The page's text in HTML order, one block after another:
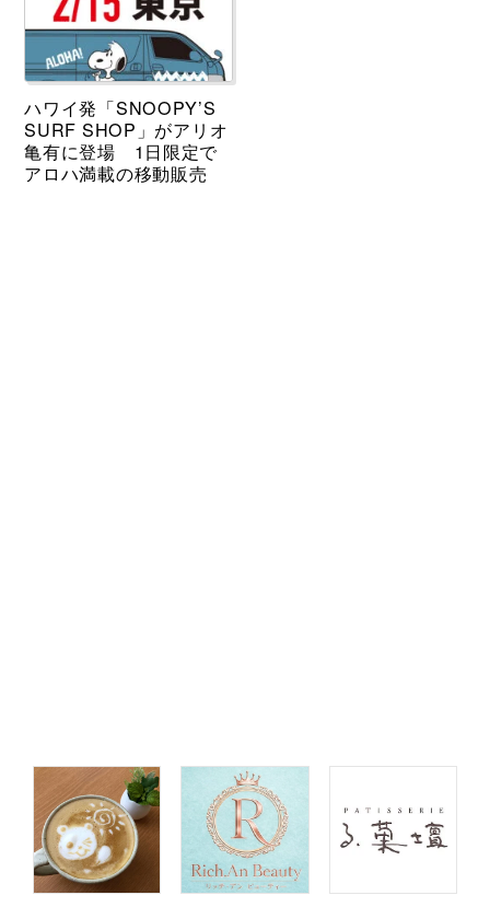
ハワイ発「SNOOPY’S
SURF SHOP」がアリオ
亀有に登場 1日限定で
アロハ満載の移動販売